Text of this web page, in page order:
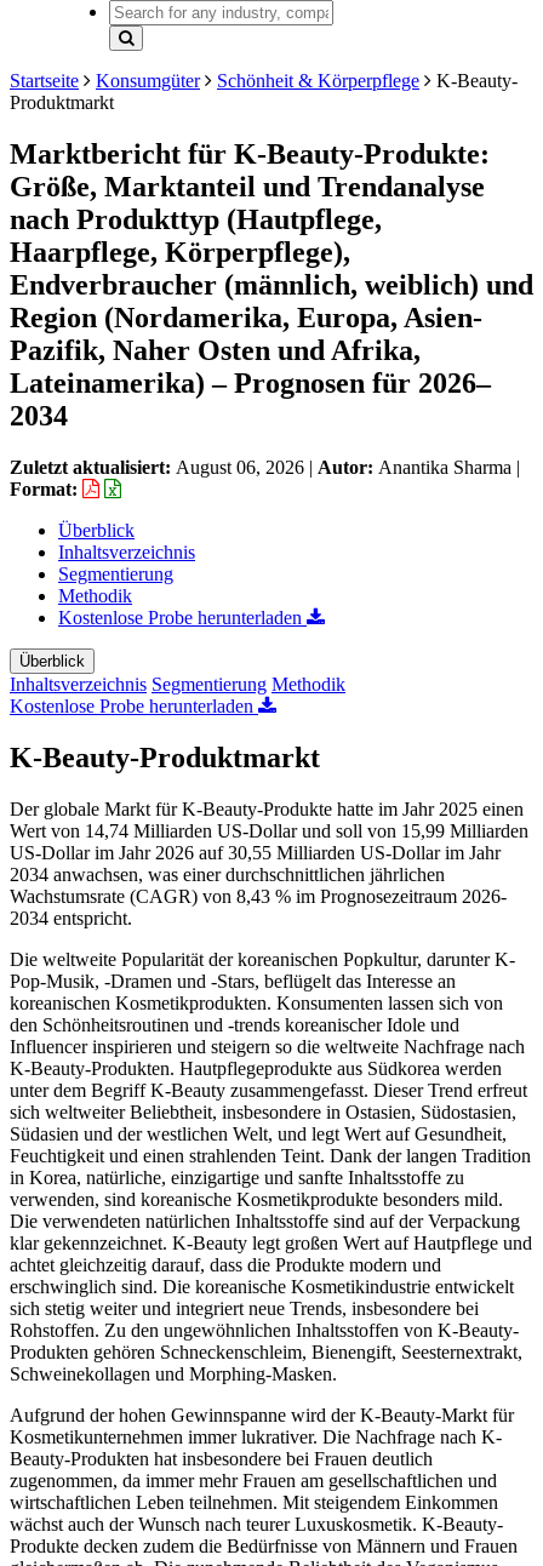
Startseite Konsumgüter Schönheit & Körperpflege
K-Beauty-
Produktmarkt
Marktbericht für K-Beauty-Produkte:
Größe, Marktanteil und Trendanalyse
nach Produkttyp (Hautpflege,
Haarpflege, Körperpflege),
Endverbraucher (männlich, weiblich) und
Region (Nordamerika, Europa, Asien-
Pazifik, Naher Osten und Afrika,
Lateinamerika) – Prognosen für 2026–
2034
Zuletzt aktualisiert: August 06, 2026 | Autor: Anantika Sharma |
Format:
Überblick
Inhaltsverzeichnis
Segmentierung
Methodik
Kostenlose Probe herunterladen
Überblick
Inhaltsverzeichnis Segmentierung Methodik
Kostenlose Probe herunterladen
K-Beauty-Produktmarkt
Der globale Markt für K-Beauty-Produkte hatte im Jahr 2025 einen
Wert von 14,74 Milliarden US-Dollar und soll von 15,99 Milliarden
US-Dollar im Jahr 2026 auf 30,55 Milliarden US-Dollar im Jahr
2034 anwachsen, was einer durchschnittlichen jährlichen
Wachstumsrate (CAGR) von 8,43 % im Prognosezeitraum 2026-
2034 entspricht.
Die weltweite Popularität der koreanischen Popkultur, darunter K-
Pop-Musik, -Dramen und -Stars, beflügelt das Interesse an
koreanischen Kosmetikprodukten. Konsumenten lassen sich von
den Schönheitsroutinen und -trends koreanischer Idole und
Influencer inspirieren und steigern so die weltweite Nachfrage nach
K-Beauty-Produkten. Hautpflegeprodukte aus Südkorea werden
unter dem Begriff K-Beauty zusammengefasst. Dieser Trend erfreut
sich weltweiter Beliebtheit, insbesondere in Ostasien, Südostasien,
Südasien und der westlichen Welt, und legt Wert auf Gesundheit,
Feuchtigkeit und einen strahlenden Teint. Dank der langen Tradition
in Korea, natürliche, einzigartige und sanfte Inhaltsstoffe zu
verwenden, sind koreanische Kosmetikprodukte besonders mild.
Die verwendeten natürlichen Inhaltsstoffe sind auf der Verpackung
klar gekennzeichnet. K-Beauty legt großen Wert auf Hautpflege und
achtet gleichzeitig darauf, dass die Produkte modern und
erschwinglich sind. Die koreanische Kosmetikindustrie entwickelt
sich stetig weiter und integriert neue Trends, insbesondere bei
Rohstoffen. Zu den ungewöhnlichen Inhaltsstoffen von K-Beauty-
Produkten gehören Schneckenschleim, Bienengift, Seesternextrakt,
Schweinekollagen und Morphing-Masken.
Aufgrund der hohen Gewinnspanne wird der K-Beauty-Markt für
Kosmetikunternehmen immer lukrativer. Die Nachfrage nach K-
Beauty-Produkten hat insbesondere bei Frauen deutlich
zugenommen, da immer mehr Frauen am gesellschaftlichen und
wirtschaftlichen Leben teilnehmen. Mit steigendem Einkommen
wächst auch der Wunsch nach teurer Luxuskosmetik. K-Beauty-
Produkte decken zudem die Bedürfnisse von Männern und Frauen